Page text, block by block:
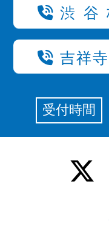
渋谷
吉祥
受付時間